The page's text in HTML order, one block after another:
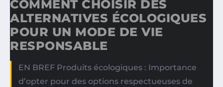
COMMENT CHOISIR DES
ALTERNATIVES ÉCOLOGIQUES
POUR UN MODE DE VIE
RESPONSABLE
EN BREF Produits écologiques : Importance
d’opter pour des options respectueuses de